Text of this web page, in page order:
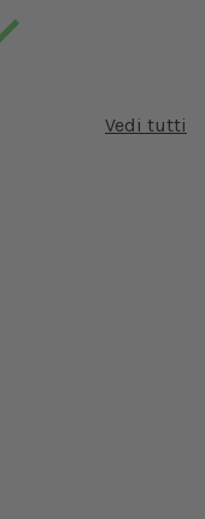
Vedi tutti